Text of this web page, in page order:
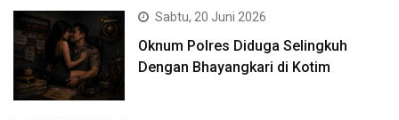
Sabtu, 20 Juni 2026
Oknum Polres Diduga Selingkuh
Dengan Bhayangkari di Kotim